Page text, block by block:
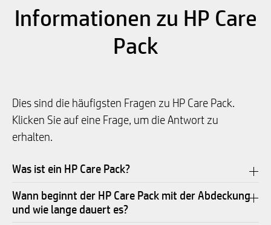
Informationen zu HP Care
Pack
Dies sind die häufigsten Fragen zu HP Care Pack.
Klicken Sie auf eine Frage, um die Antwort zu
erhalten.
Was ist ein HP Care Pack?
Wann beginnt der HP Care Pack mit der Abdeckung
und wie lange dauert es?